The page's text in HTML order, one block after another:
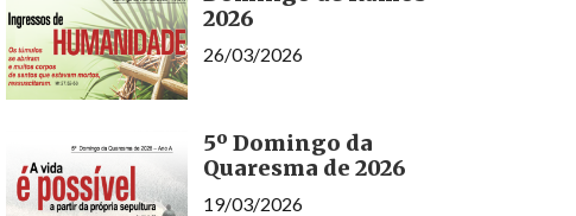
2026
26/03/2026
5º Domingo da
Quaresma de 2026
19/03/2026